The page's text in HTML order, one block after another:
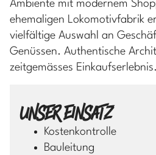
Ambiente mit modernem
ehemaligen Lokomotivfabrik
vielfältige Auswahl an
Genüssen. Authentische
zeitgemässes Einkaufserlebnis.
UNSER EINSATZ
Kostenkontrolle
Bauleitung